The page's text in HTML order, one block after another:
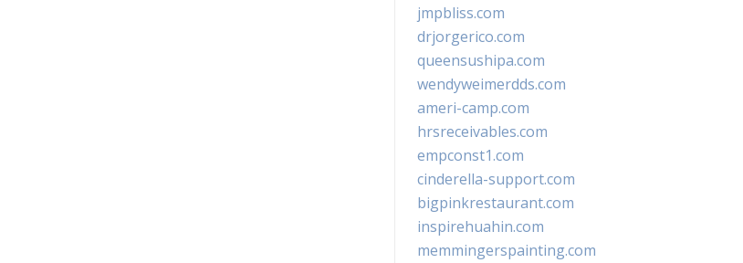
jmpbliss.com
drjorgerico.com
queensushipa.com
wendyweimerdds.com
ameri-camp.com
hrsreceivables.com
empconst1.com
cinderella-support.com
bigpinkrestaurant.com
inspirehuahin.com
memmingerspainting.com